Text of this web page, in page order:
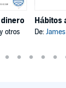
dinero
otros De: